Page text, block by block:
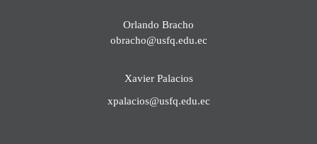
Orlando Bracho
obracho@usfq.edu.ec
Xavier Palacios
xpalacios@usfq.edu.ec